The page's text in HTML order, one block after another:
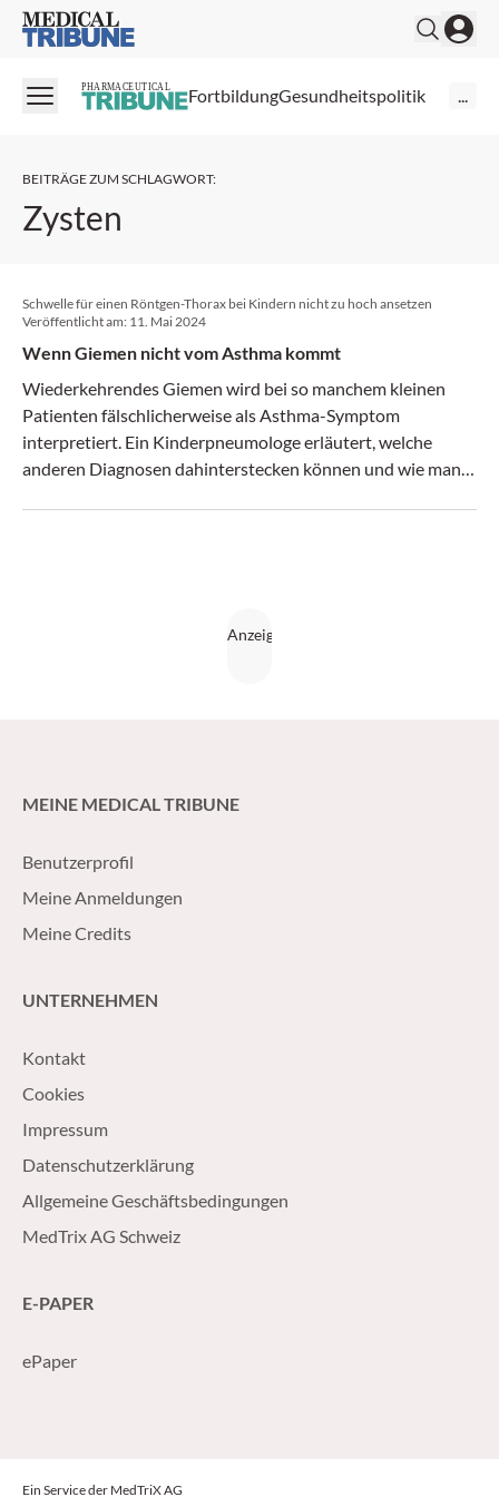
Medical Tribune
PHARMACEUTICAL FortbildungGesundheitspolitik ...
BEITRÄGE ZUM SCHLAGWORT:
Zysten
Schwelle für einen Röntgen-Thorax bei Kindern nicht zu hoch ansetzen
Veröffentlicht am: 11. Mai 2024
Wenn Giemen nicht vom Asthma kommt
Wiederkehrendes Giemen wird bei so manchem kleinen
Patienten fälschlicherweise als Asthma-Symptom
interpretiert. Ein Kinderpneumologe erläutert, welche
anderen Diagnosen dahinterstecken können und wie man
MEINE MEDICAL TRIBUNE
Benutzerprofil
Meine Anmeldungen
Meine Credits
UNTERNEHMEN
Kontakt
Cookies
Impressum
Datenschutzerklärung
Allgemeine Geschäftsbedingungen
MedTrix AG Schweiz
E-PAPER
ePaper
Ein Service der MedTriX AG